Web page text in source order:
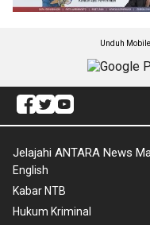
Unduh
Jelajahi ANTARA News
English
Kabar NTB
Hukum Kriminal